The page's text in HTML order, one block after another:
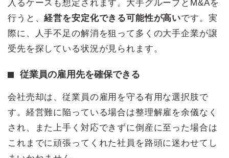
入るケースも想定されます。大手グループとM&Aを
行うと、経営を安定化できる可能性が高いです。実
際に、人手不足の解消を狙って多くの大手企業が譲
受先を探している状況が見られます。
従業員の雇用先を確保できる
会社売却は、従業員の雇用を守る有用な選択肢で
す。経営難に陥っている場合は整理解雇を余儀なく
され、また上手く対応できずに倒産に至った場合は
これまでに頑張ってくれた社員を路頭に迷わせてし